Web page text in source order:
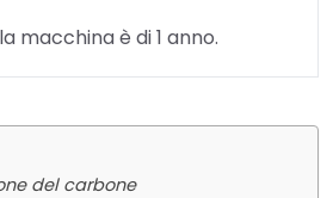
macchina è di 1 anno.
del carbone